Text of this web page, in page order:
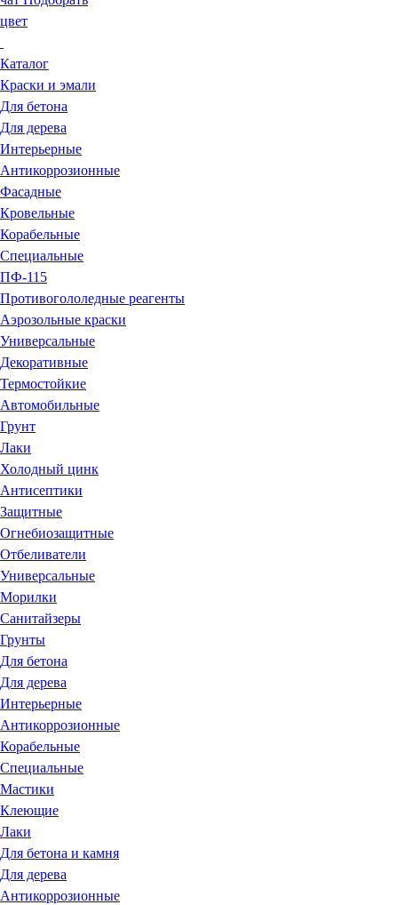
цвет
Каталог
Краски и эмали
Для бетона
Для дерева
Интерьерные
Антикоррозионные
Фасадные
Кровельные
Корабельные
Специальные
ПФ-115
Противогололедные реагенты
Аэрозольные краски
Универсальные
Декоративные
Термостойкие
Автомобильные
Грунт
Лаки
Холодный цинк
Антисептики
Защитные
Огнебиозащитные
Отбеливатели
Универсальные
Морилки
Санитайзеры
Грунты
Для бетона
Для дерева
Интерьерные
Антикоррозионные
Корабельные
Специальные
Мастики
Клеющие
Лаки
Для бетона и камня
Для дерева
Антикоррозионные